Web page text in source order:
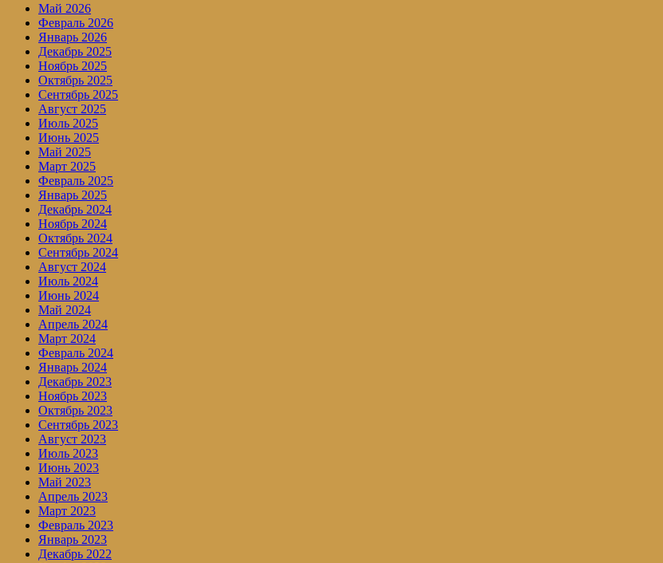
Май 2026
Февраль 2026
Январь 2026
Декабрь 2025
Ноябрь 2025
Октябрь 2025
Сентябрь 2025
Август 2025
Июль 2025
Июнь 2025
Май 2025
Март 2025
Февраль 2025
Январь 2025
Декабрь 2024
Ноябрь 2024
Октябрь 2024
Сентябрь 2024
Август 2024
Июль 2024
Июнь 2024
Май 2024
Апрель 2024
Март 2024
Февраль 2024
Январь 2024
Декабрь 2023
Ноябрь 2023
Октябрь 2023
Сентябрь 2023
Август 2023
Июль 2023
Июнь 2023
Май 2023
Апрель 2023
Март 2023
Февраль 2023
Январь 2023
Декабрь 2022